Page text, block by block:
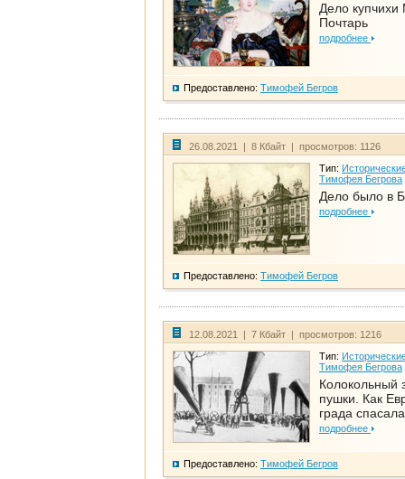
Дело
Почтарь
подробнее
Предоставлено: Тимофей Бегров
26.08.2021 | 8 Кбайт | просмотров: 1126
Тип:
Тимофея Бегрова
Дело было в
подробнее
Предоставлено: Тимофей Бегров
12.08.2021 | 7 Кбайт | просмотров: 1216
Тип:
Тимофея Бегрова
Колокольный
пушки. Как
града
подробнее
Предоставлено: Тимофей Бегров